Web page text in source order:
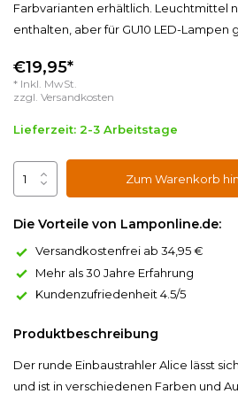
Farbvarianten erhältlich. Leuchtmittel
enthalten, aber für GU10 LED-Lampen
€19,95*
* Inkl. MwSt.
zzgl. Versandkosten
Lieferzeit: 2-3 Arbeitstage
Zum Warenkorb
Die Vorteile von Lamponline.de:
Versandkostenfrei ab 34,95 €
Mehr als 30 Jahre Erfahrung
Kundenzufriedenheit 4.5/5
Produktbeschreibung
Der runde Einbaustrahler Alice lässt
und ist in verschiedenen Farben und